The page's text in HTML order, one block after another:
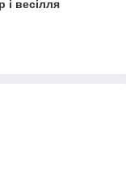
і весілля